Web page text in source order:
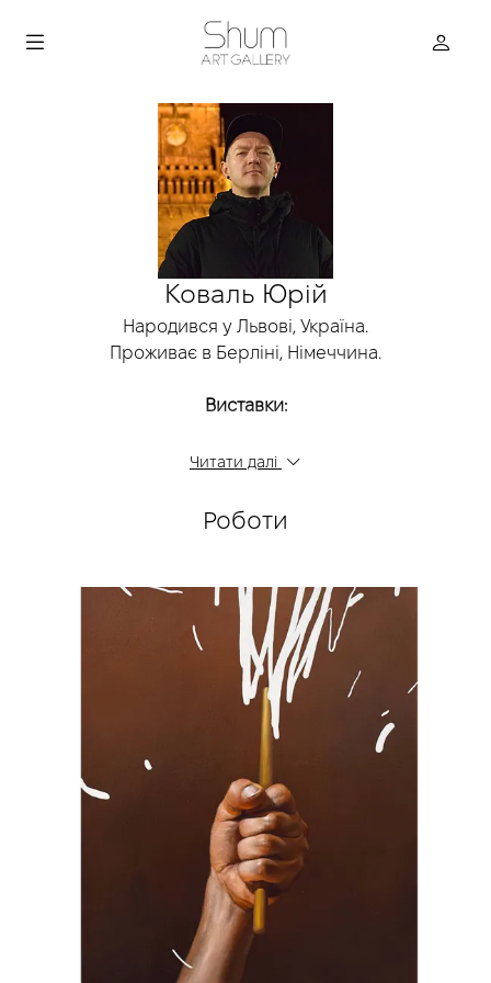
Коваль Юрій
Народився у Львові, Україна.
Проживає в Берліні, Німеччина.
Виставки:
2024
Schönhausen, Берлін, Німеччина.
Німеччина.
«Denkend aan Oekraïne», Van Abbe Museum,
Ейндговен, Нідерланди.
«Art Of The Battlefront», Künstlerhaus, Відень,
Австрія.
«Records Of Resistance», Unterhaus Gallery,
2022
Culture Art Week, Тбілісі, Грузія.
«Fire & Hope», Gallery NTK, Прага, Чехія.
«BIRUCHIY – TRANSCARPATHIA 022. ART WAR»,
Варшава, Польща.
«Konwersacje» – Велика подорож через
багато кордонів, мов і культур, Stary Browar,
Познань, Польща.
Читати далі
Роботи
true